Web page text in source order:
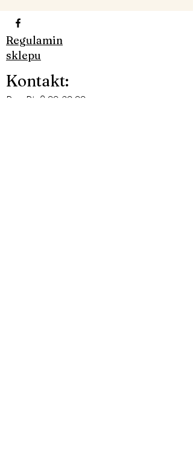
Regulamin
sklepu
Kontakt:
Pon-Pt: 8:00-20:00